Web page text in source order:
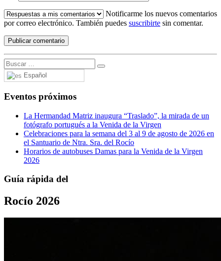
Notificarme los nuevos comentarios
por correo electrónico. También puedes suscribirte sin comentar.
Español
Eventos próximos
La Hermandad Matriz inaugura “Traslado”, la mirada de un
fotógrafo portugués a la Venida de la Virgen
Celebraciones para la semana del 3 al 9 de agosto de 2026 en
el Santuario de Ntra. Sra. del Rocío
Horarios de autobuses Damas para la Venida de la Virgen
2026
Guía rápida del
Rocío 2026